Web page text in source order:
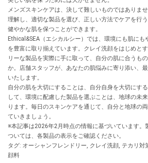
メンズスキンケアは、決して難しいものではありま
理解し、適切な製品を選び、正しい方法でケアを行
健やかな肌を保つことができます。
Ethical&SEA（エシカルシー）では、環境にも肌にも
を豊富に取り揃えています。クレイ洗顔をはじめと
リーな製品を実際に手に取って、自分の肌に合うも
か。店舗スタッフが、あなたの肌悩みに寄り添い、
いたします。
自分の肌を大切にすることは、自分自身を大切にす
して、環境に配慮した製品を選ぶことは、地球の未
ります。毎日のスキンケアを通じて、自分と地球の
ていきましょう。
※本記事は2026年2月時点の情報に基づいています。
ついては、各製品の表示をご確認ください。
タグ: オーシャンフレンドリー クレイ洗顔 テカリ対
顔料